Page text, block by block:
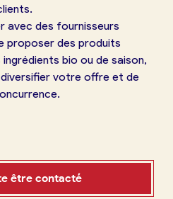
avec des fournisseurs
proposer des produits
bio ou de saison,
votre offre et de
être contacté